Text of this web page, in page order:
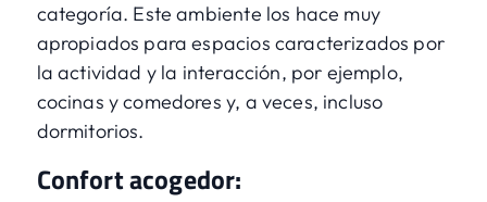
categoría. Este ambiente los hace muy
apropiados para espacios caracterizados por
la actividad y la interacción, por ejemplo,
cocinas y comedores y, a veces, incluso
dormitorios.
Confort acogedor: